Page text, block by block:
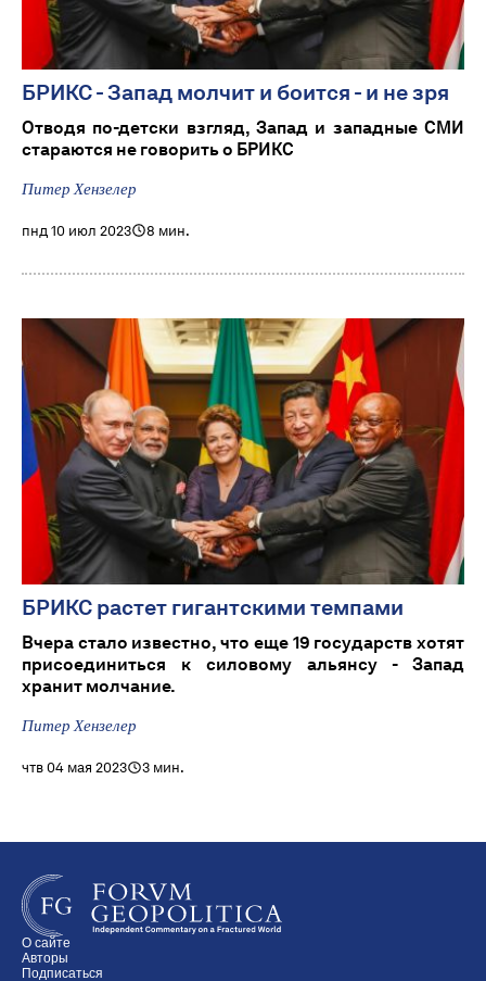
БРИКС - Запад молчит и боится - и не зря
Отводя по-детски взгляд, Запад и западные СМИ
стараются не говорить о БРИКС
Питер Хензелер
пнд 10 июл 2023 8 мин.
БРИКС растет гигантскими темпами
Вчера стало известно, что еще 19 государств хотят
присоединиться к силовому альянсу - Запад
хранит молчание.
Питер Хензелер
чтв 04 мая 2023 3 мин.
О сайте
Авторы
Подписаться